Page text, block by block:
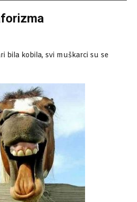
bila kobila, svi muškarci su se